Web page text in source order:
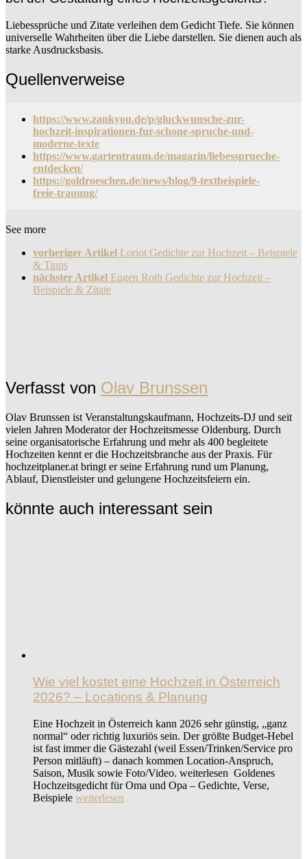
Liebessprüche und Zitate verleihen dem Gedicht Tiefe. Sie können
universelle Wahrheiten über die Liebe darstellen. Sie dienen auch als
starke Ausdrucksbasis.
Quellenverweise
https://www.zankyou.de/p/gluckwunsche-zur-
hochzeit-inspirationen-fur-schone-spruche-und-
moderne-texte
https://www.gartentraum.de/magazin/liebessprueche-
entdecken/
https://goldroeschen.de/news/blog/9-textbeispiele-
freie-trauung/
See more
vorheriger Artikel Loriot Gedichte zur Hochzeit – Beispiele
& Tipps
nächster Artikel Eugen Roth Gedichte zur Hochzeit –
Beispiele & Zitate
Verfasst von Olav Brunssen
Olav Brunssen ist Veranstaltungskaufmann, Hochzeits-DJ und seit
vielen Jahren Moderator der Hochzeitsmesse Oldenburg. Durch
seine organisatorische Erfahrung und mehr als 400 begleitete
Hochzeiten kennt er die Hochzeitsbranche aus der Praxis. Für
hochzeitplaner.at bringt er seine Erfahrung rund um Planung,
Ablauf, Dienstleister und gelungene Hochzeitsfeiern ein.
könnte auch interessant sein
Wie viel kostet eine Hochzeit in Österreich
2026? – Locations & Planung
Eine Hochzeit in Österreich kann 2026 sehr günstig, „ganz
normal“ oder richtig luxuriös sein. Der größte Budget-Hebel
ist fast immer die Gästezahl (weil Essen/Trinken/Service pro
Person mitläuft) – danach kommen Location-Anspruch,
Saison, Musik sowie Foto/Video. weiterlesen Goldenes
Hochzeitsgedicht für Oma und Opa – Gedichte, Verse,
Beispiele weiterlesen